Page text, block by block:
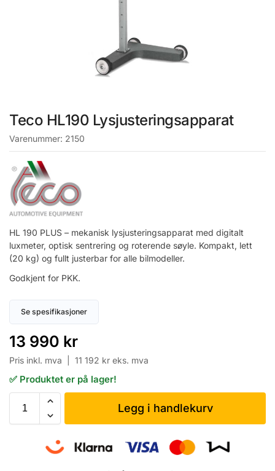
Teco HL190 Lysjusteringsapparat
Varenummer: 2150
HL 190 PLUS – mekanisk lysjusteringsapparat med digitalt
luxmeter, optisk sentrering og roterende søyle. Kompakt, lett
(20 kg) og fullt justerbar for alle bilmodeller.
Godkjent for PKK.
Se spesifikasjoner
13 990 kr
Pris inkl. mva | 11 192 kr eks. mva
✅ Produktet er på lager!
Legg i handlekurv